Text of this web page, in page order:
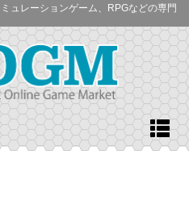
ュレーションゲーム、RPGなどの専門